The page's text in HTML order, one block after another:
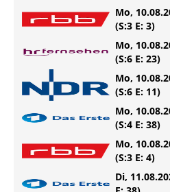
Mo,
(S:3 E: 3)
Mo,
(S:6 E: 23)
Mo,
(S:6 E: 11)
Mo,
(S:4 E: 38)
Mo,
(S:3 E: 4)
Di,